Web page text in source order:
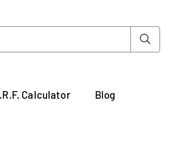
Calculator Blog